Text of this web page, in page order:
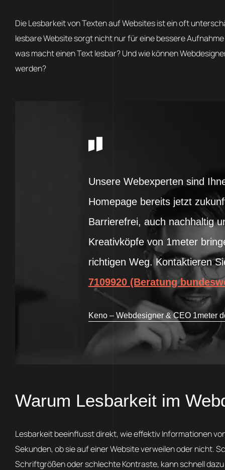
Die Lesbarkeit von Texten auf Websites ist ein oft
lesbare Website sorgt nicht nur für eine bessere
was macht einen Text lesbar? Und wie können
werden?
Unsere Webexperten sind
Homepage bereits jetzt
Barrierefrei, auch nachhaltig
Kreativköpfe von 1meter
richtigen Weg. Kontaktieren
7109920 (Beratung
Keno – Webdesigner & CEO 1meter
Warum Lesbarkeit im
Lesbarkeit beeinflusst direkt, wie effektiv Informationen
Sekunden, ob sie auf einer Website verweilen oder nicht.
Schriftgrößen oder schlechte Kontraste, kann schnell